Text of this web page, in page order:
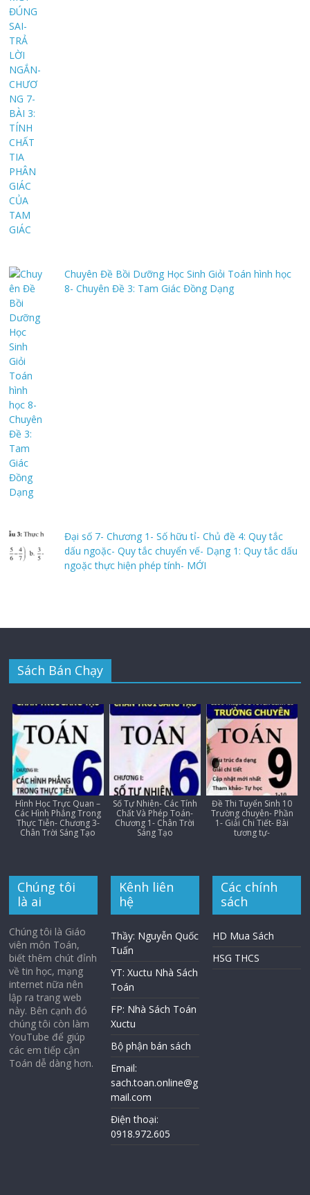
Chuyên Đề Bồi Dưỡng Học Sinh Giỏi Toán hình học
8- Chuyên Đề 3: Tam Giác Đồng Dạng
Đại số 7- Chương 1- Số hữu tỉ- Chủ đề 4: Quy tắc
dấu ngoặc- Quy tắc chuyển vế- Dạng 1: Quy tắc dấu
ngoặc thực hiện phép tính- MỚI
Sách Bán Chạy
Hình Học Trực Quan –
Các Hình Phẳng Trong
Thực Tiễn- Chương 3-
Chân Trời Sáng Tạo
Số Tự Nhiên- Các Tính
Chất Và Phép Toán-
Chương 1- Chân Trời
Sáng Tạo
Đề Thi Tuyển Sinh 10
Trường chuyên- Phần
1- Giải Chi Tiết- Bài
tương tự-
Chúng tôi
là ai
Chúng tôi là Giáo
viên môn Toán,
biết thêm chút đỉnh
về tin học, mạng
internet nữa nên
lập ra trang web
này. Bên cạnh đó
chúng tôi còn làm
YouTube để giúp
các em tiếp cận
Toán dễ dàng hơn.
Kênh liên
hệ
Thầy: Nguyễn Quốc
Tuấn
YT: Xuctu Nhà Sách
Toán
FP: Nhà Sách Toán
Xuctu
Bộ phận bán sách
Email:
sach.toan.online@g
mail.com
Điện thoại:
0918.972.605
Các chính
sách
HD Mua Sách
HSG THCS